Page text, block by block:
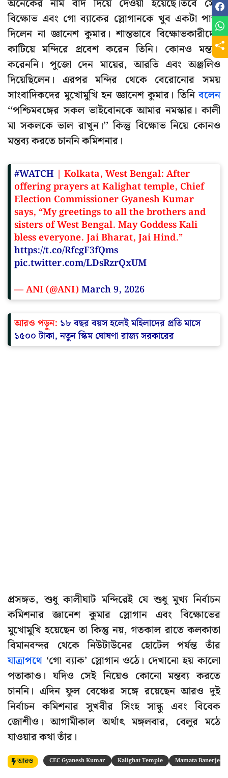
অনেকের নাম বাদ দিয়ে দেওয়া হয়েছে।তবে সেই
বিক্ষোভ এবং গো ব্যাকের স্লোগানকে খুব একটা পাত্তা
দিলেন না জ্ঞানেশ কুমার। শান্তভাবে বিক্ষোভকারীদের
কাটিয়ে মন্দিরে প্রবেশ করেন তিনি। কোনও মন্তব্য
করেননি। পুজো দেন মায়ের, আরতি এবং অঞ্জলিও
দিয়েছিলেন। এরপর মন্দির থেকে বেরোনোর সময়
সাংবাদিকদের মুখোমুখি হন জ্ঞানেশ কুমার। তিনিবলেন
‘‘পশ্চিমবঙ্গের সকল ভাইবোনকে আমার নমস্কার। কালী
মা সকলকে ভাল রাখুন।’’ কিন্তু বিক্ষোভ নিয়ে কোনও
মন্তব্য করতে চাননি কমিশনার।
#WATCH | Kolkata, West Bengal: After
offering prayers at Kalighat temple, Chief
Election Commissioner Gyanesh Kumar
says, “My greetings to all the brothers and
sisters of West Bengal. May Goddess Kali
bless everyone. Jai Bharat, Jai Hind.”
https://t.co/RfcgF3fQms
pic.twitter.com/LDsRzrQxUM
— ANI (@ANI) March 9, 2026
আরও পড়ুন: ১৮ বছর বয়স হলেই মহিলাদের প্রতি মাসে
১৫০০ টাকা, নতুন স্কিম ঘোষণা রাজ্য সরকারের
প্রসঙ্গত, শুধু কালীঘাট মন্দিরেই যে শুধু মুখ্য নির্বাচন
কমিশনার জ্ঞানেশ কুমার স্লোগান এবং বিক্ষোভের
মুখোমুখি হয়েছেন তা কিন্তু নয়, গতকাল রাতে কলকাতা
বিমানবন্দর থেকে নিউটাউনের হোটেল পর্যন্ত তাঁর
যাত্রাপথে‘গো ব্যাক’ স্লোগান ওঠে। দেখানো হয় কালো
পতাকাও। যদিও সেই নিয়েও কোনো মন্তব্য করতে
চাননি। এদিন ফুল বেঞ্চের সঙ্গে রয়েছেন আরও দুই
নির্বাচন কমিশনার সুখবীর সিংহ সান্ধু এবং বিবেক
জোশীও। আগামীকাল অর্থাৎ মঙ্গলবার, বেলুর মঠে
যাওয়ার কথা তাঁর।
আরও CEC Gyanesh Kumar Kalighat Temple Mamata Banerjee